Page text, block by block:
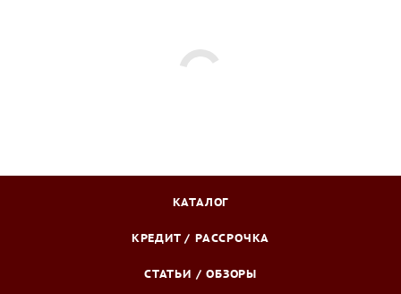
КАТАЛОГ
КРЕДИТ / РАССРОЧКА
СТАТЬИ / ОБЗОРЫ